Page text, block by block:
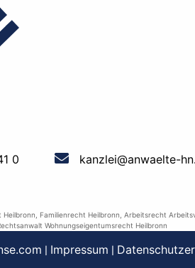
0 kanzlei@anwaelte-
Heilbronn Familienrecht Heilbronn Arbeitsrecht
Wohnungseigentumsrecht Heilbronn
| Impressum |